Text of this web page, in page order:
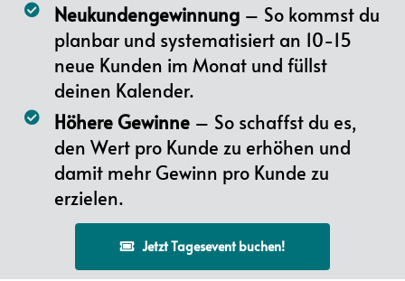
Neukundengewinnung – So kommst du
planbar und systematisiert an 10-15
neue Kunden im Monat und füllst
deinen Kalender.
Höhere Gewinne – So schaffst du es,
den Wert pro Kunde zu erhöhen und
damit mehr Gewinn pro Kunde zu
erzielen.
Jetzt Tagesevent buchen!